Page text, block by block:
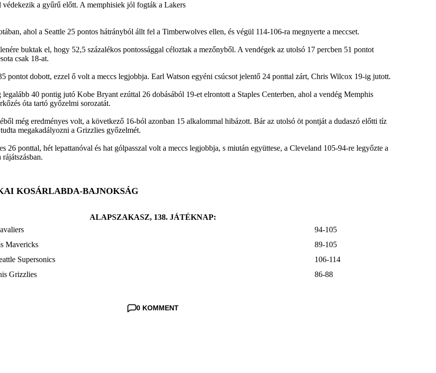
a gyűrű előtt. A memphisiek jól fogták a Lakers
ahol a Seattle 25 pontos hátrányból állt fel a Timberwolves ellen, és végül 114-106-ra megnyerte a meccset.
buktak el, hogy 52,5 százalékos pontossággal céloztak a mezőnyből. A vendégek az utolsó 17 percben 51 pontot
csak 18-at.
pontot dobott, ezzel ő volt a meccs legjobbja. Earl Watson egyéni csúcsot jelentő 24 ponttal zárt, Chris Wilcox 19-ig jutott.
40 pontig jutó Kobe Bryant ezúttal 26 dobásából 19-et elrontott a Staples Centerben, ahol a vendég Memphis
óta tartó győzelmi sorozatát.
még eredményes volt, a következő 16-ból azonban 15 alkalommal hibázott. Bár az utolsó öt pontját a dudaszó előtti tíz
megakadályozni a Grizzlies győzelmét.
26 ponttal, hét lepattanóval és hat gólpasszal volt a meccs legjobbja, s miután együttese, a Cleveland 105-94-re legyőzte a
KOSÁRLABDA-BAJNOKSÁG
ALAPSZAKASZ, 138. JÁTÉKNAP:
94-105
Mavericks
89-105
Supersonics
106-114
Grizzlies
86-88
0 KOMMENT